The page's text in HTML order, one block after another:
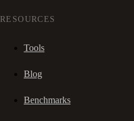
RESOURCES
Tools
Blog
Benchmarks